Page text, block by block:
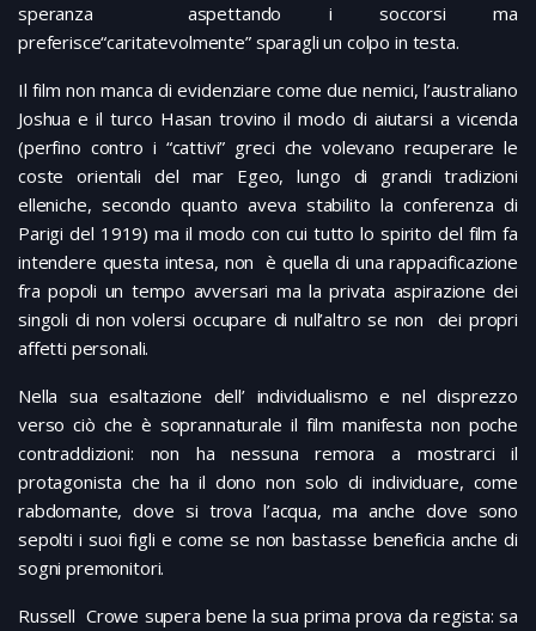
speranza aspettando i soccorsi ma
preferisce“caritatevolmente” sparagli un colpo in testa.
Il film non manca di evidenziare come due nemici, l’australiano
Joshua e il turco Hasan trovino il modo di aiutarsi a vicenda
(perfino contro i “cattivi” greci che volevano recuperare le
coste orientali del mar Egeo, lungo di grandi tradizioni
elleniche, secondo quanto aveva stabilito la conferenza di
Parigi del 1919) ma il modo con cui tutto lo spirito del film fa
intendere questa intesa, non è quella di una rappacificazione
fra popoli un tempo avversari ma la privata aspirazione dei
singoli di non volersi occupare di null’altro se non dei propri
affetti personali.
Nella sua esaltazione dell’ individualismo e nel disprezzo
verso ciò che è soprannaturale il film manifesta non poche
contraddizioni: non ha nessuna remora a mostrarci il
protagonista che ha il dono non solo di individuare, come
rabdomante, dove si trova l’acqua, ma anche dove sono
sepolti i suoi figli e come se non bastasse beneficia anche di
sogni premonitori.
Russell Crowe supera bene la sua prima prova da regista: sa